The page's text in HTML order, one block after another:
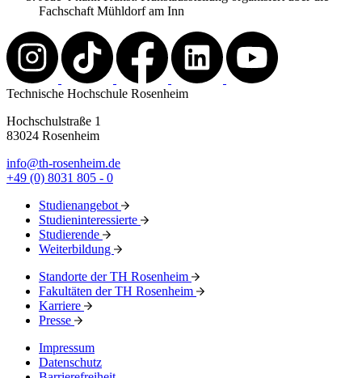
Fachschaft Mühldorf am Inn
Technische Hochschule Rosenheim
Hochschulstraße 1
83024 Rosenheim
info@th-rosenheim.de
+49 (0) 8031 805 - 0
Studienangebot
Studieninteressierte
Studierende
Weiterbildung
Standorte der TH Rosenheim
Fakultäten der TH Rosenheim
Karriere
Presse
Impressum
Datenschutz